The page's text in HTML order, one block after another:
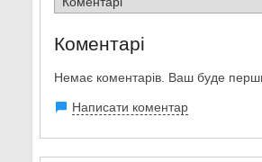
Коментарі
Немає коментарів. Ваш буде
Написати коментар